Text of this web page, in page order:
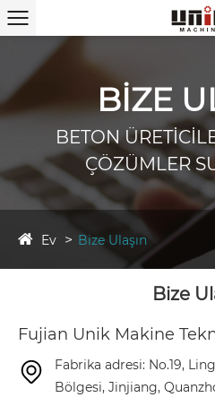
BİZE
BETON
ÇÖZÜMLER
Ev Bize Ulaşın
Bize
Fujian Unik Makine
Fabrika adresi: No.19,
Bölgesi, Jinjiang,